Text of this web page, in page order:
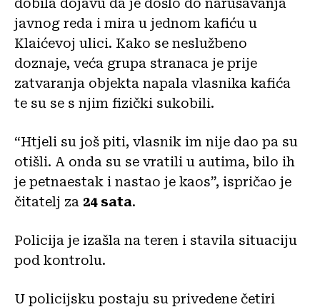
dobila dojavu da je došlo do narušavanja
javnog reda i mira u jednom kafiću u
Klaićevoj ulici. Kako se neslužbeno
doznaje, veća grupa stranaca je prije
zatvaranja objekta napala vlasnika kafića
te su se s njim fizički sukobili.
“Htjeli su još piti, vlasnik im nije dao pa su
otišli. A onda su se vratili u autima, bilo ih
je petnaestak i nastao je kaos”, ispričao je
čitatelj za 24 sata.
Policija je izašla na teren i stavila situaciju
pod kontrolu.
U policijsku postaju su privedene četiri